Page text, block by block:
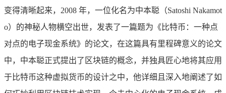
变得清晰起来，2008 年，一位化名为中本聪（Satoshi Nakamot
o）的神秘人物横空出世，发表了一篇题为《比特币：一种点
对点的电子现金系统》的论文，在这篇具有里程碑意义的论文
中，中本聪正式提出了区块链的概念，并独具匠心地将其应用
于比特币这种虚拟货币的设计之中，他详细且深入地阐述了如